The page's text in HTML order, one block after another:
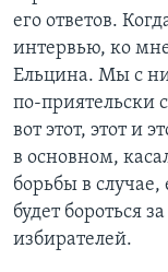
его ответов.
интервью, ко
Ельцина. Мы с
по-приятельски
вот этот, этот и
в основном,
борьбы в случае,
будет бороться
избирателей.